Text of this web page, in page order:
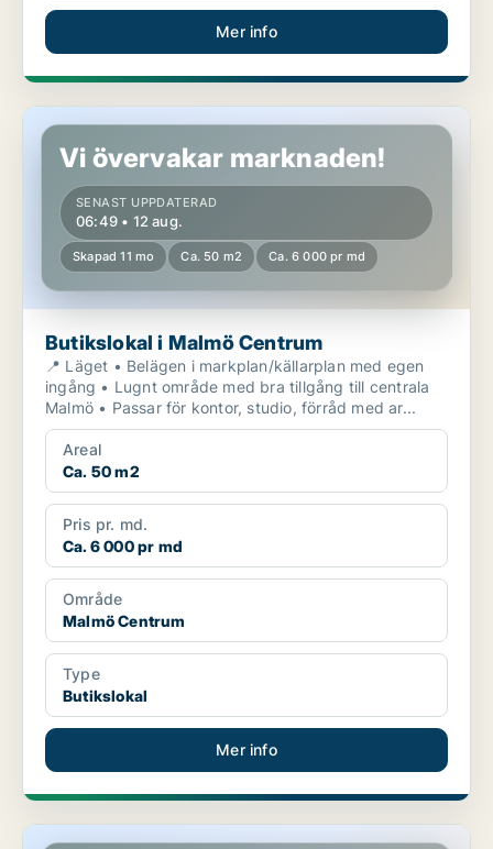
Mer info
Butikslokal i Malmö Centrum
Vi övervakar marknaden!
SENAST UPPDATERAD
06:49 • 12 aug.
Skapad 11 mo Ca. 50 m2 Ca. 6 000 pr md
Butikslokal i Malmö Centrum
📍 Läget • Belägen i markplan/källarplan med egen
ingång • Lugnt område med bra tillgång till centrala
Malmö • Passar för kontor, studio, förråd med ar...
Areal
Ca. 50 m2
Pris pr. md.
Ca. 6 000 pr md
Område
Malmö Centrum
Type
Butikslokal
Mer info
Butikslokal i Malmö Centrum